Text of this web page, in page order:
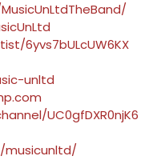
6yvs7bULcUW6KX
unltd
UC0gfDXR0njK6
musicunltd/